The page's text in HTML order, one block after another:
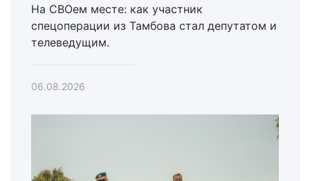
На СВОем месте: как участник
спецоперации из Тамбова стал депутатом и
телеведущим.
06.08.2026